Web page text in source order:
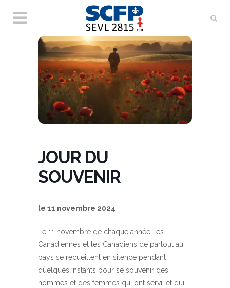
JOUR DU
SOUVENIR
le 11 novembre 2024
Le 11 novembre de chaque année, les
Canadiennes et les Canadiens de partout au
pays se recueillent en silence pendant
quelques instants pour se souvenir des
hommes et des femmes qui ont servi, et qui